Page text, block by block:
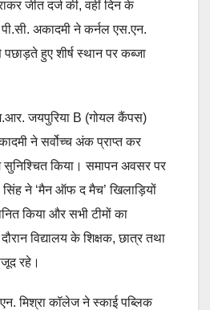
जीत दर्ज की, वहीं दिन के
अकादमी ने कर्नल एस.एन.
हुए शीर्ष स्थान पर कब्जा
जयपुरिया B (गोयल कैंपस)
ने सर्वोच्च अंक प्राप्त कर
सुनिश्चित किया। समापन अवसर पर
सिंह ने ‘मैन ऑफ द मैच’ खिलाड़ियों
किया और सभी टीमों का
विद्यालय के शिक्षक, छात्र तथा
रहे।
मिश्रा कॉलेज ने स्काई पब्लिक